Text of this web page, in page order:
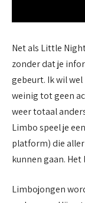
Net als Little
zonder dat je
gebeurt. Ik wil
weinig tot geen
weer totaal
Limbo speel je
platform) die
kunnen gaan.
Limbojongen